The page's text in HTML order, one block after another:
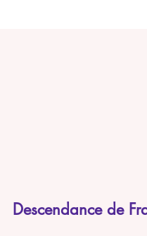
Descendance de